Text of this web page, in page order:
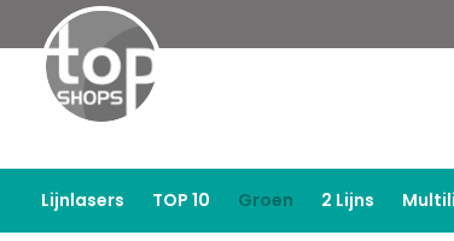
Lijnlasers TOP 10 Groen 2 Lijns